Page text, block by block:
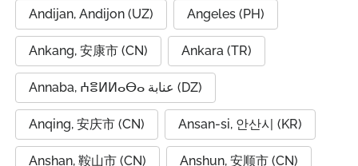
Andijan, Andijon (UZ) Angeles (PH)
Ankang, 安康市 (CN) Ankara (TR)
Annaba, ⵄⴻⵍⵍⴰⴱⴰ عنابة (DZ)
Anqing, 安庆市 (CN) Ansan-si, 안산시 (KR)
Anshan, 鞍山市 (CN) Anshun, 安顺市 (CN)